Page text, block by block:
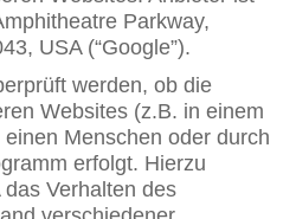
Parkway,
USA (“Google”).
werden, ob die
Websites (z.B. in einem
Menschen oder durch
erfolgt. Hierzu
Verhalten des